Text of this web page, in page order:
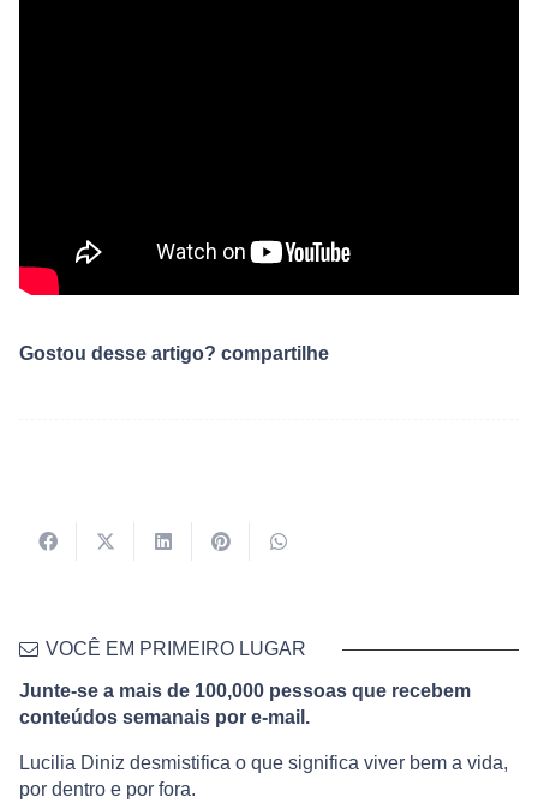
Gostou desse artigo? compartilhe
VOCÊ EM PRIMEIRO LUGAR
Junte-se a mais de 100,000 pessoas que recebem
conteúdos semanais por e-mail.
Lucilia Diniz desmistifica o que significa viver bem a vida,
por dentro e por fora.